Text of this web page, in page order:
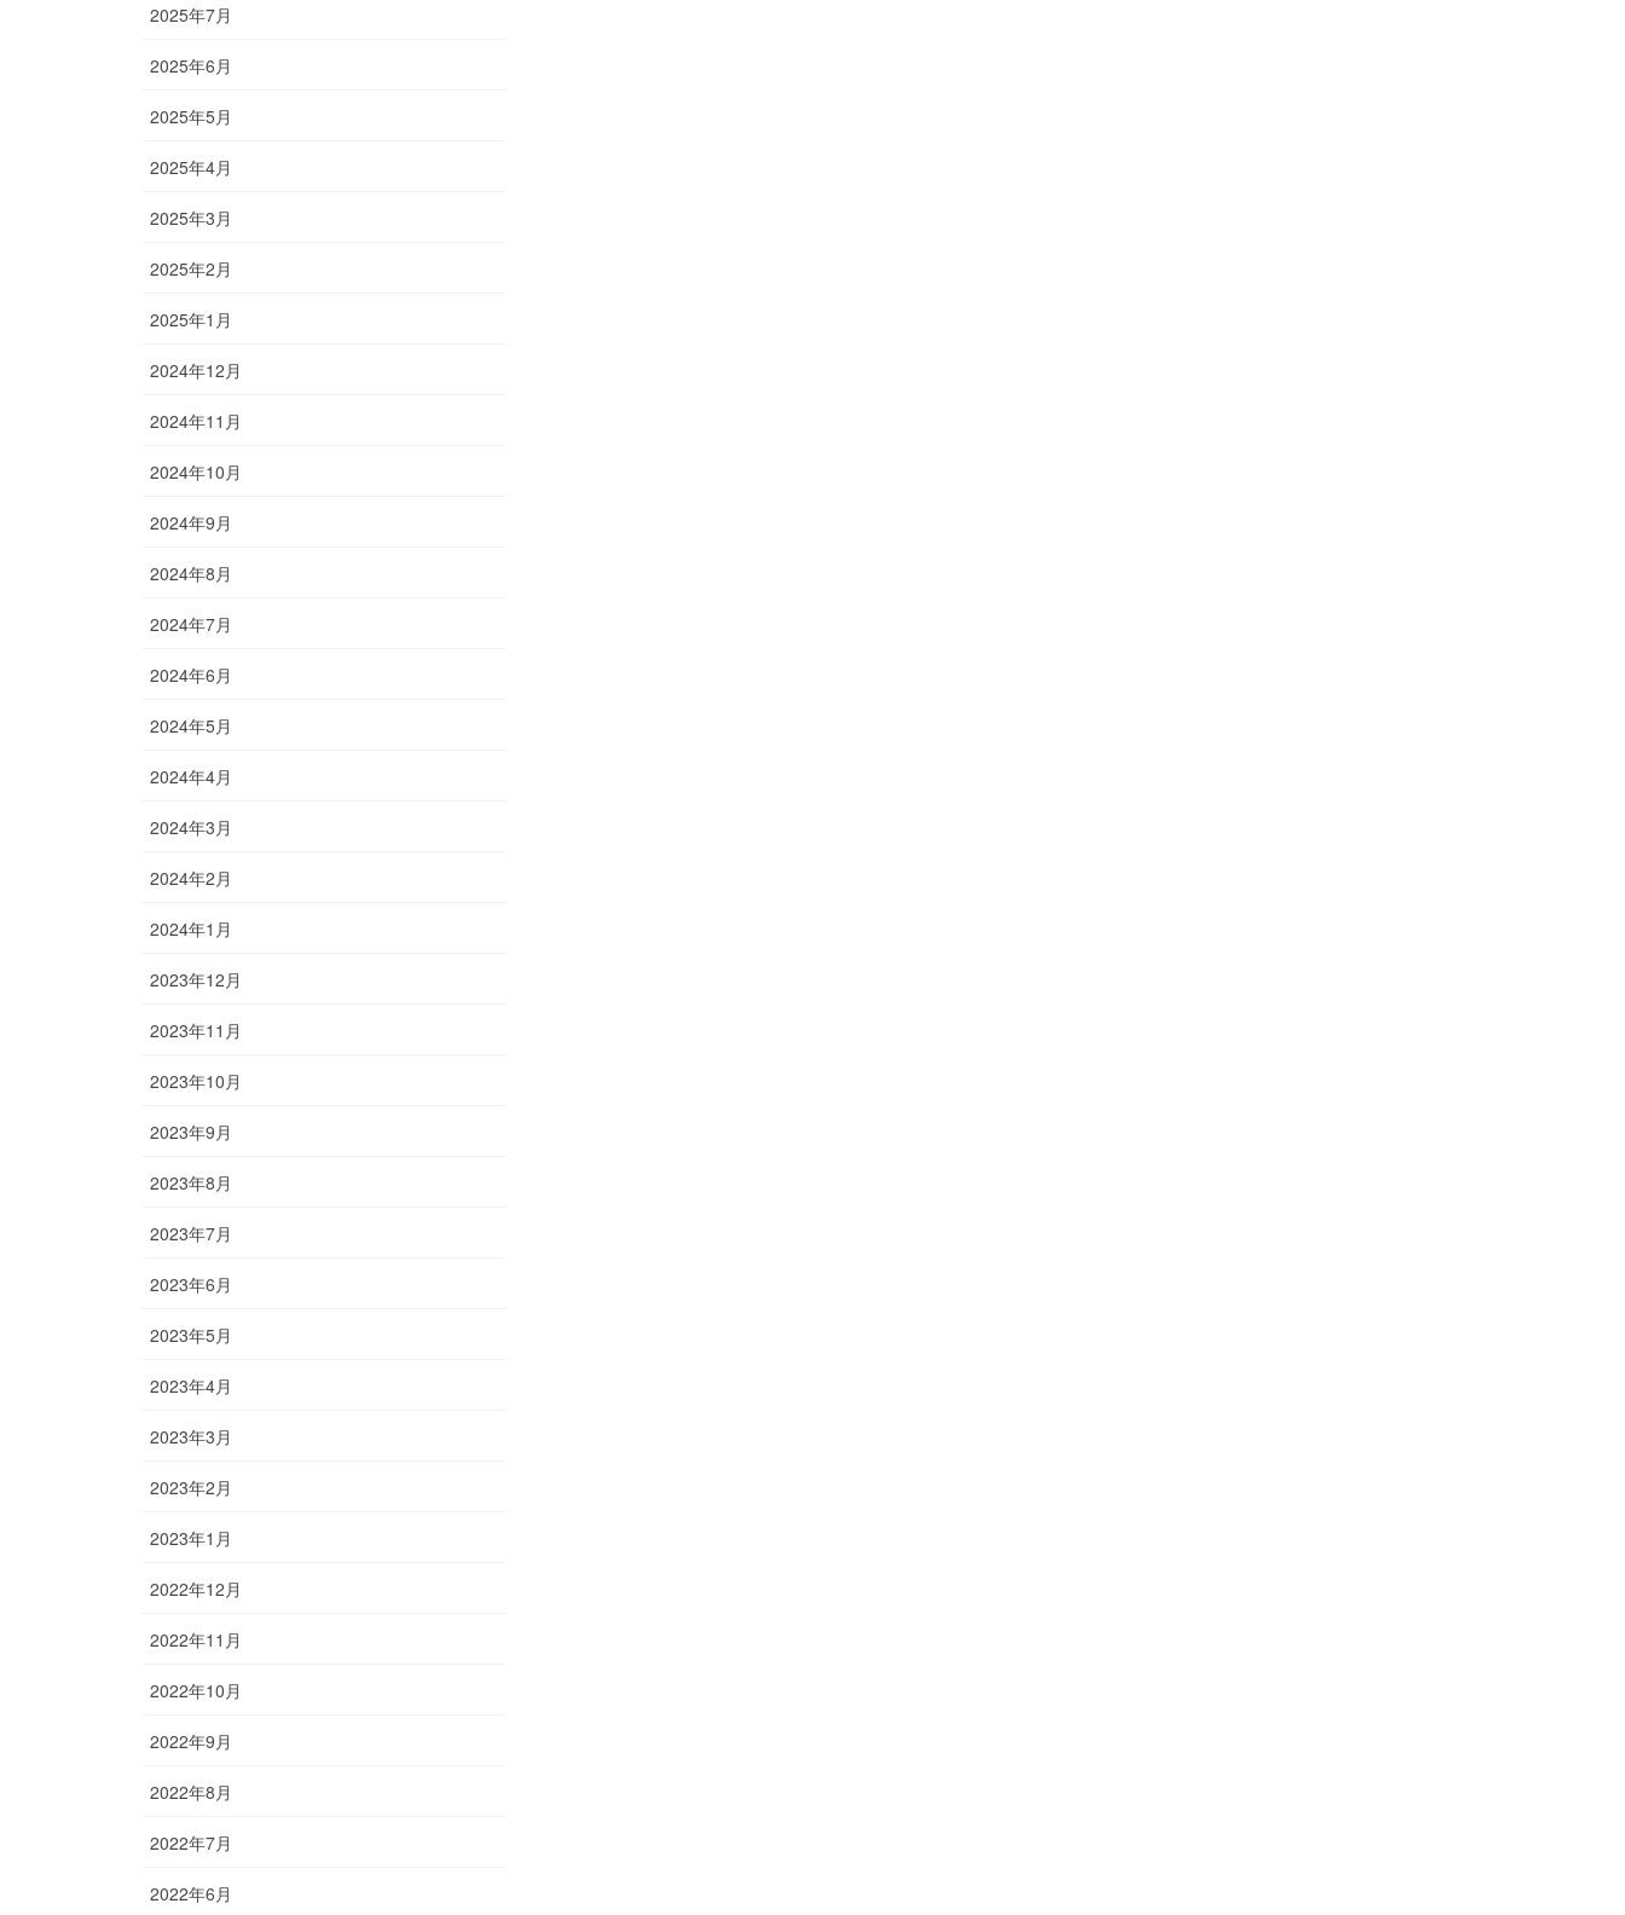
2025年7月
2025年6月
2025年5月
2025年4月
2025年3月
2025年2月
2025年1月
2024年12月
2024年11月
2024年10月
2024年9月
2024年8月
2024年7月
2024年6月
2024年5月
2024年4月
2024年3月
2024年2月
2024年1月
2023年12月
2023年11月
2023年10月
2023年9月
2023年8月
2023年7月
2023年6月
2023年5月
2023年4月
2023年3月
2023年2月
2023年1月
2022年12月
2022年11月
2022年10月
2022年9月
2022年8月
2022年7月
2022年6月